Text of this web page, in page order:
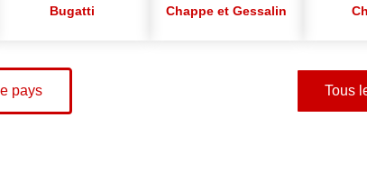
Bugatti Chappe et Gessalin
pays Tous